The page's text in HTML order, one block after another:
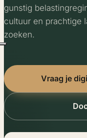
gunstig
cultuur en prachtige
zoeken.
Vraag je